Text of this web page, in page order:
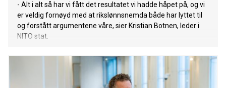
- Alt i alt så har vi fått det resultatet vi hadde håpet på, og vi
er veldig fornøyd med at rikslønnsnemda både har lyttet til
og forstått argumentene våre, sier Kristian Botnen, leder i
NITO stat.